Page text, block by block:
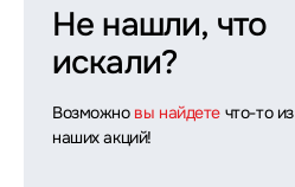
Не нашли, что
искали?
Возможно вы найдете что-то из
наших акций!